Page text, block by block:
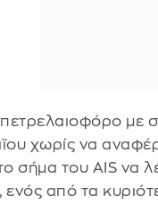
με
χωρίς να
σήμα του AIS να
από τα